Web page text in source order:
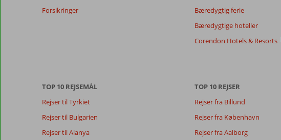
Forsikringer
Bæredygtig ferie
Bæredygtige hoteller
Corendon Hotels & Resorts
TOP 10 REJSEMÅL
Rejser til Tyrkiet
Rejser til Bulgarien
Rejser til Alanya
TOP 10 REJSER
Rejser fra Billund
Rejser fra København
Rejser fra Aalborg